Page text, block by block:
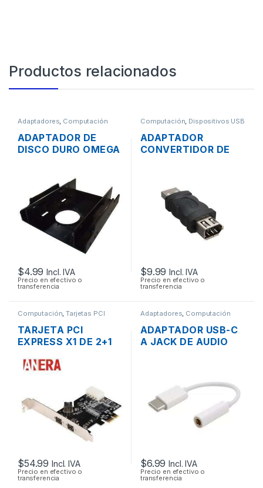
Productos relacionados
Adaptadores, Computación
ADAPTADOR DE
DISCO DURO OMEGA
$4.99 Incl. IVA
Precio en efectivo o
transferencia
Computación, Dispositivos USB
ADAPTADOR
CONVERTIDOR DE
$9.99 Incl. IVA
Precio en efectivo o
transferencia
Computación ,Tarjetas PCI
TARJETA PCI
EXPRESS X1 DE 2+1
IEEE-1394 PUERTO
$54.99 Incl. IVA
Precio en efectivo o
transferencia
Adaptadores Computación
ADAPTADOR USB-C
A JACK DE AUDIO
GALAXY S9 / S8
$6.99 Incl. IVA
Precio en efectivo o
transferencia